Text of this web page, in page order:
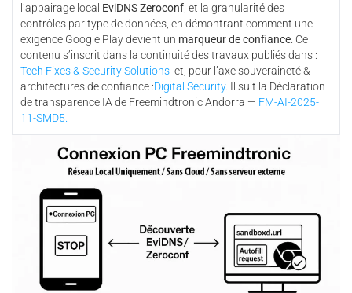
l’appairage local EviDNS Zeroconf, et la granularité des
contrôles par type de données, en démontrant comment une
exigence Google Play devient un marqueur de confiance. Ce
contenu s’inscrit dans la continuité des travaux publiés dans :
Tech Fixes & Security Solutions et, pour l’axe souveraineté &
architectures de confiance :Digital Security. Il suit la Déclaration
de transparence IA de Freemindtronic Andorra — FM-AI-2025-
11-SMD5.